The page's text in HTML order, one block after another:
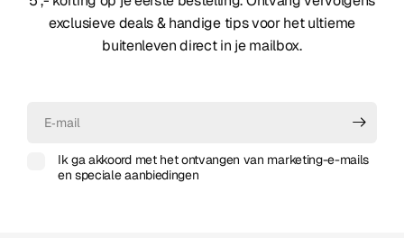
exclusieve deals & handige tips voor het ultieme
buitenleven direct in je mailbox.
Ik ga akkoord met het ontvangen van marketing-e-mails
en speciale aanbiedingen